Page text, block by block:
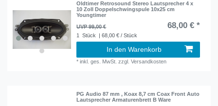
Oldtimer Retrosound Stereo Lautsprecher 4 x
10 Zoll Doppelschwingspule 10x25 cm
Youngtimer
UVP 99,00 €
68,00 € *
1 Stück | 68,00 € / Stück
In den Warenkorb
*inkl. ges. MwSt. zzgl.Versandkosten
PG Audio 87 mm , Koax 8,7 cm Coax Front Auto
Lautsprecher Armaturenbrett B Ware